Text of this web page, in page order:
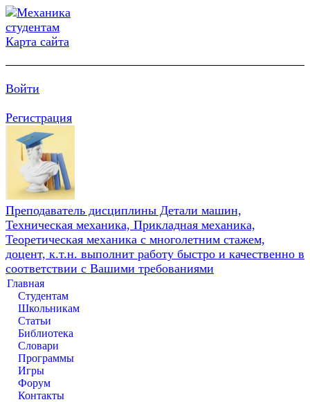
Карта сайта
Войти
Регистрация
Преподаватель дисциплины Детали машин,
Техническая механика, Прикладная механика,
Теоретическая механика с многолетним стажем,
доцент, к.т.н. выполнит работу быстро и качественно в
соответствии с Вашими требованиями
Главная
Студентам
Школьникам
Статьи
Библиотека
Словари
Программы
Игры
Форум
Контакты